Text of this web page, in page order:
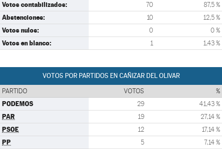
Votos contabilizados: 70 87,5 %
Abstenciones: 10 12,5 %
Votos nulos: 0 0 %
Votos en blanco: 1 1,43 %
VOTOS POR PARTIDOS EN CAÑIZAR DEL OLIVAR
PARTIDO VOTOS %
PODEMOS 29 41,43 %
PAR 19 27,14 %
PSOE 12 17,14 %
PP 5 7,14 %